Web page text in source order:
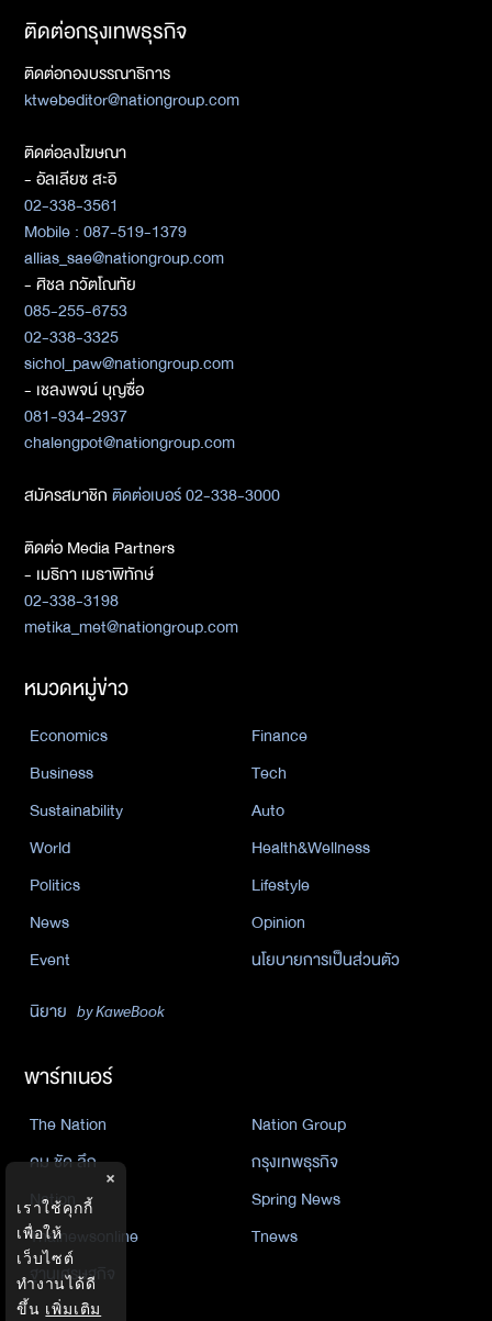
ติดต่อกรุงเทพธุรกิจ
ติดต่อกองบรรณาธิการ
ktwebeditor@nationgroup.com
ติดต่อลงโฆษณา
- อัลเลียซ สะอิ
02-338-3561
Mobile : 087-519-1379
allias_sae@nationgroup.com
- ศิชล ภวัตโณทัย
085-255-6753
02-338-3325
sichol_paw@nationgroup.com
- เชลงพจน์ บุญซื่อ
081-934-2937
chalengpot@nationgroup.com
สมัครสมาชิกติดต่อเบอร์ 02-338-3000
ติดต่อ Media Partners
- เมธิกา เมธาพิทักษ์
02-338-3198
metika_met@nationgroup.com
หมวดหมู่ข่าว
Economics
Finance
Business
Tech
Sustainability
Auto
World
Health&Wellness
Politics
Lifestyle
News
Opinion
Event
นโยบายการเป็นส่วนตัว
นิยาย by KaweBook
พาร์ทเนอร์
The Nation
Nation Group
คม ชัด ลึก
กรุงเทพธุรกิจ
Nation
Spring News
Thainewsonline
Tnews
ฐานเศรษฐกิจ
×
เราใช้คุกกี้
เพื่อให้
เว็บไซต์
ทำงานได้ดี
ขึ้น เพิ่มเติม